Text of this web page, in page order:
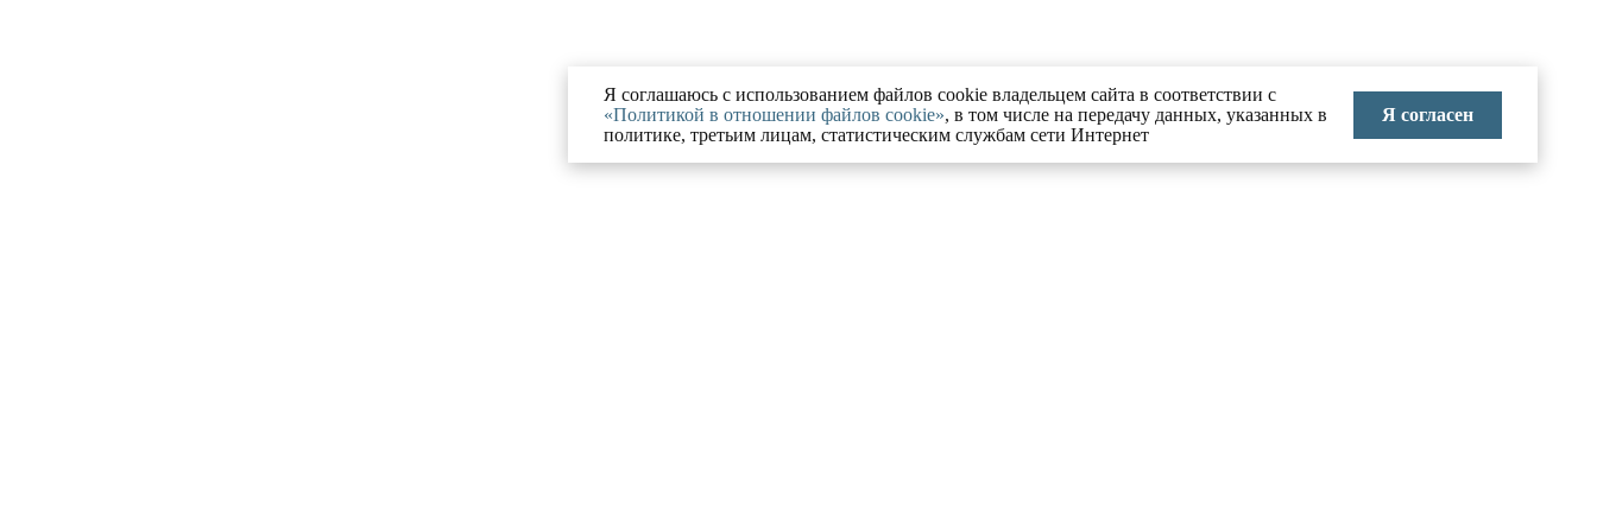
Я соглашаюсь с использованием файлов cookie владельцем сайта в соответствии с
«Политикой в отношении файлов cookie», в том числе на передачу данных, указанных в
политике, третьим лицам, статистическим службам сети Интернет
Я согласен